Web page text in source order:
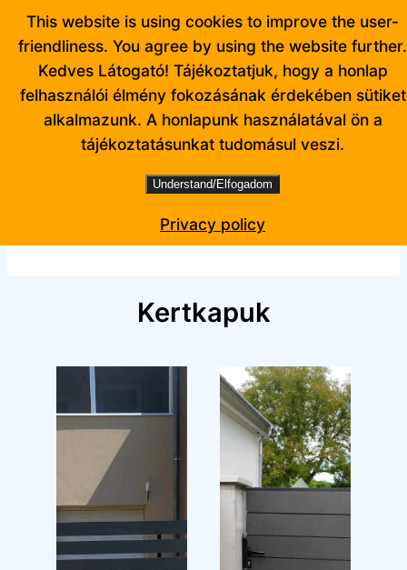
Ugrás
tartalomhoz
Facebook
Kertkapuk
This website is using cookies to improve the user-
friendliness. You agree by using the website further.
Kedves Látogató! Tájékoztatjuk, hogy a honlap
felhasználói élmény fokozásának érdekében sütiket
alkalmazunk. A honlapunk használatával ön a
tájékoztatásunkat tudomásul veszi.
Understand/Elfogadom
Privacy policy